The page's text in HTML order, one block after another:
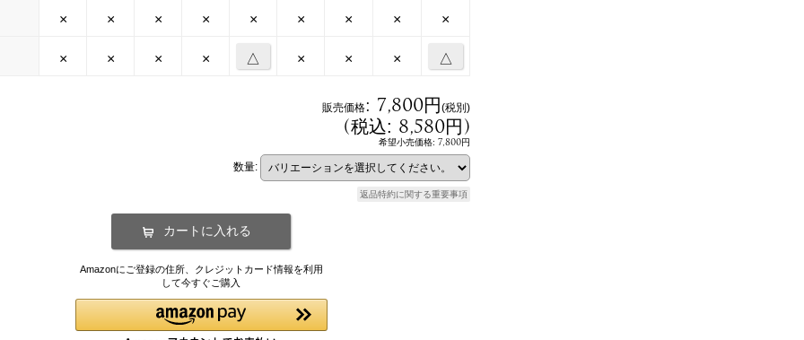
× × × × × × × × ×
× × × × △ × × × △
販売価格: 7,800円(税別)
(税込: 8,580円)
希望小売価格: 7,800円
数量:
返品特約に関する重要事項
Amazonにご登録の住所、クレジットカード情報を利用
して今すぐご購入